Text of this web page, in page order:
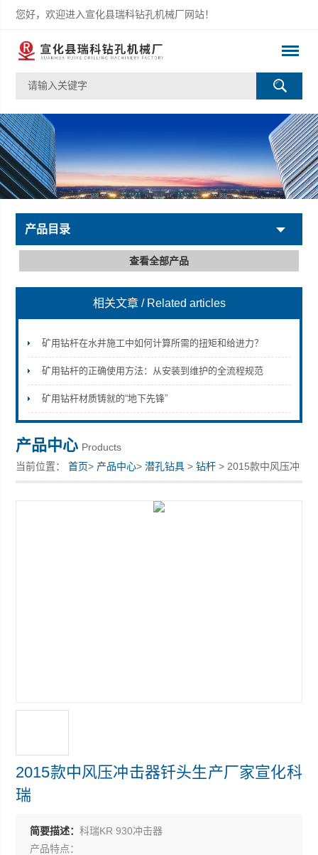
您好，欢迎进入宣化县瑞科钻孔机械厂网站！
宣化县瑞科钻孔机械厂
产品目录
查看全部产品
相关文章 / Related articles
矿用钻杆在水井施工中如何计算所需的扭矩和给进力？
矿用钻杆的正确使用方法：从安装到维护的全流程规范
矿用钻杆材质铸就的“地下先锋”
产品中心 Products
当前位置：首页> 产品中心>潜孔钻具 >钻杆 > 2015款中风压冲
击器钎头生产厂家宣化科瑞
2015款中风压冲击器钎头生产厂家宣化科
瑞
简要描述：科瑞KR 930冲击器
产品特点：